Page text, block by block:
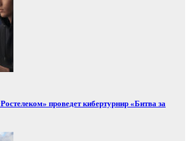
проведет кибертурнир «Битва за